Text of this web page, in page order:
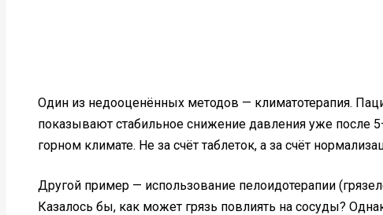
Один из недооценённых методов — климатотерапия.
показывают стабильное снижение давления уже после
горном климате. Не за счёт таблеток, а за счёт
Другой пример — использование пелоидотерапии
Казалось бы, как может грязь повлиять на сосуды?